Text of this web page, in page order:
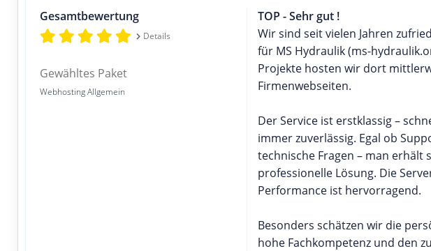
Gesamtbewertung
Details
Gewähltes Paket
Webhosting Allgemein
TOP - Sehr gut !
Wir sind seit vielen Jahren
für MS Hydraulik (ms-
Projekte hosten wir dort
Firmenwebseiten.
Der Service ist erstklassig –
immer zuverlässig. Egal ob
technische Fragen – man erhält
professionelle Lösung. Die
Performance ist hervorragend.
Besonders schätzen wir die
hohe Fachkompetenz und den